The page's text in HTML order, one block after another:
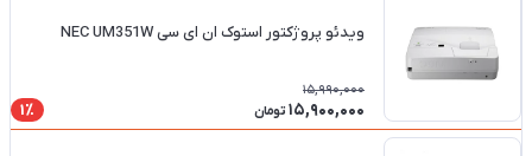
ویدئو پروژکتور استوک ان ای سی NEC UM351W
15,990,000
15,900,000 تومان 1٪